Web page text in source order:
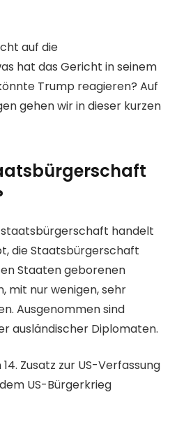
auf die
hat das Gericht in seinem
Trump reagieren? Auf
gehen wir in dieser kurzen
handelt
die Staatsbürgerschaft
Staaten geborenen
mit nur wenigen, sehr
Ausgenommen sind
ausländischer Diplomaten.
Zusatz zur US-Verfassung
US-Bürgerkrieg